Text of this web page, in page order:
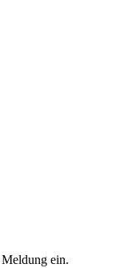
ein.